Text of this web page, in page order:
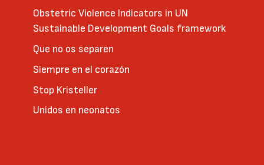
Obstetric Violence Indicators in UN
Sustainable Development Goals framework
Que no os separen
Siempre en el corazón
Stop Kristeller
Unidos en neonatos